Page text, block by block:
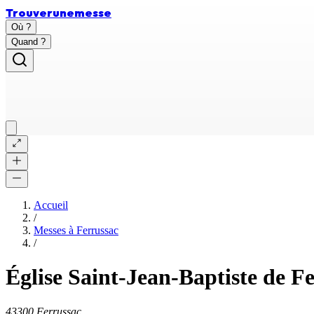
Trouverunemesse
Où ?
Quand ?
Accueil
/
Messes à Ferrussac
/
Église Saint-Jean-Baptiste de
43300 Ferrussac